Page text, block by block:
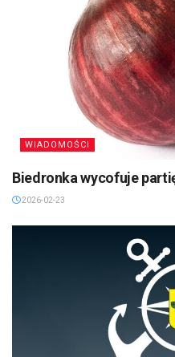
WIADOMOŚCI
Biedronka wycofuje
2026-02-23